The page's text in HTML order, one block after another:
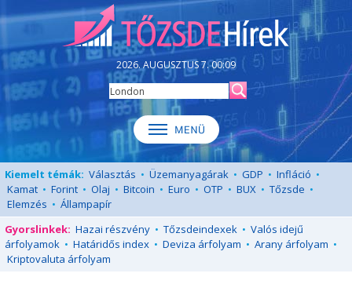
2026. AUGUSZTUS 7. 00:09
Kiemelt témák: Választás • Üzemanyagárak • GDP • Infláció •
Kamat • Forint • Olaj • Bitcoin • Euro • OTP • BUX • Tőzsde •
Elemzés • Állampapír
Gyorslinkek: Hazai részvény • Tőzsdeindexek • Valós idejű
árfolyamok • Határidős index • Deviza árfolyam • Arany árfolyam •
Kriptovaluta árfolyam